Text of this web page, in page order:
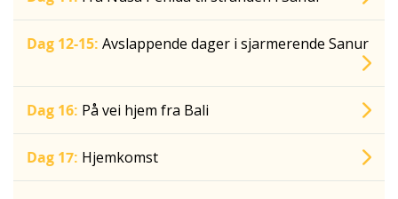
Dag 12-15: Avslappende dager i sjarmerende Sanur
Dag 16: På vei hjem fra Bali
Dag 17: Hjemkomst